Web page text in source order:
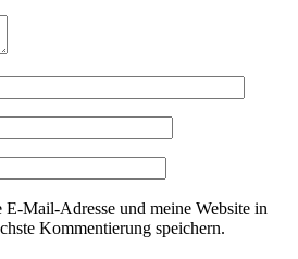
Mail-Adresse und meine Website in
Kommentierung speichern.